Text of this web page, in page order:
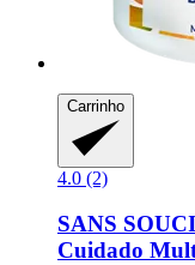
Carrinho
4.0 (2)
SANS
Cuidado